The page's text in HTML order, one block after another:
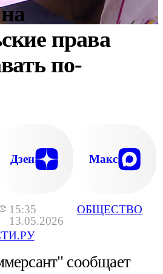
15:35
13.05.2026
ОБЩЕСТВО
права
по-
Дзен Макс
сообщает